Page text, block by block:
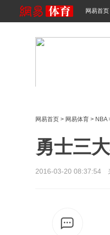
网易首页
网易首页 > 网易体育 > NBA
勇士三
2016-03-20 08:37:54